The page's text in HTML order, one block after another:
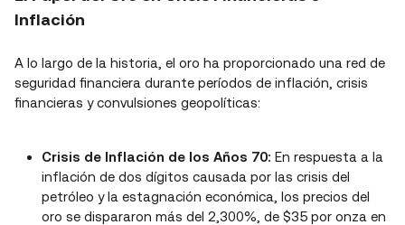
Inflación
A lo largo de la historia, el oro ha proporcionado una red de
seguridad financiera durante períodos de inflación, crisis
financieras y convulsiones geopolíticas:
Crisis de Inflación de los Años 70: En respuesta a la
inflación de dos dígitos causada por las crisis del
petróleo y la estagnación económica, los precios del
oro se dispararon más del 2,300%, de $35 por onza en